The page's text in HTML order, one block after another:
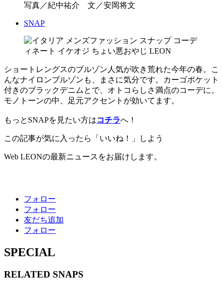
写真／紀中祐介 文／安岡将文
SNAP
ショートレングスのブルゾン人気が吹き荒れた今年の春。こ
んなナイロンブルゾンも、まさに気分です。カーゴポケット
付きのブラックデニムとで、オトコらしさ満点のコーデに。
モノトーンの中、足元アクセントが効いてます。
もっとSNAPを見たい方はコチラへ！
この記事が気に入ったら「いいね！」しよう
Web LEONの最新ニュースをお届けします。
フォロー
フォロー
友だち追加
フォロー
SPECIAL
RELATED SNAPS